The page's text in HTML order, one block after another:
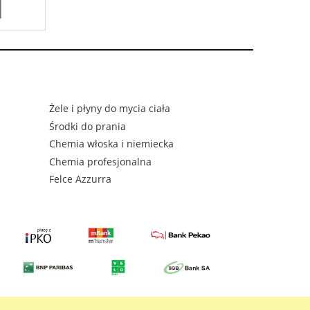
Żele i płyny do mycia ciała
Środki do prania
Chemia włoska i niemiecka
Chemia profesjonalna
Felce Azzurra